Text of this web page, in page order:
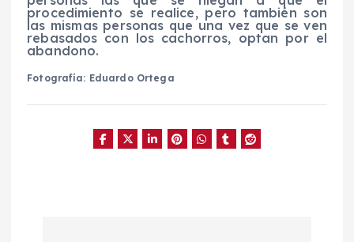
procedimiento se realice, pero también son
las mismas personas que una vez que se ven
rebasados con los cachorros, optan por el
abandono.
Fotografía: Eduardo Ortega